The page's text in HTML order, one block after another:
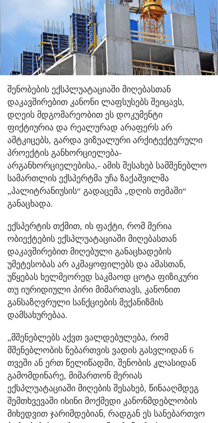
შენობების ექსპლუატაციაში მიღებასთან
დაკავშირებით კანონი ლაფსუსებს შეიცავს,
დღეის მდგომარეობით ეს დოკუმენტი
ფიქტიურია და რეალურად არაფერს არ
ამტკიცებს, გარდა ვიზუალური არქიტექტურული
პროექტის განხორციელება-
არგანხორციელებისა,- ამის შესახებ სამშენებლო
სამართლის ექსპერტმა უჩა ზაქაშვილმა
„პალიტრანიუსის“ გადაცემა „დღის თემაში“
განაცხადა.
ექსპერტის თქმით, ის ფაქტი, რომ მერია
ობიექტების ექსპლუატაციაში მიღებასთან
დაკავშირებით მიღებული განაცხადების
უმეტესობას არ აკმაყოფილებს და ამასთან,
უწყებას ხელმეორედ საკმაოდ ცოტა ფიზიკური
თუ იურიდიული პირი მიმართავს, კანონით
განსაზღვრული სანქციების მექანიზმის
დამსახურებაა.
„მშენებლებს აქვთ ვალდებულება, რომ
მშენებლობის ნებართვის ვადის გასვლიდან 6
თვეში ან ერთ წელიწადში, შენობის კლასიდან
გამომდინარე, მიმართონ მერიას
ექსპლუატაციაში მიღების შესახებ, წინააღმდეგ
შემთხვევაში ისინი მოქმედი კანონმდებლობის
მიხედვით ჯარიმდებიან, რადგან ეს სანებართვო